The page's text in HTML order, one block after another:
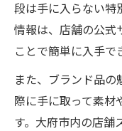
段は手に入らない特
情報は、店舗の公式
ことで簡単に入手で
また、ブランド品
際に手に取って素材
す。大府市内の店舗